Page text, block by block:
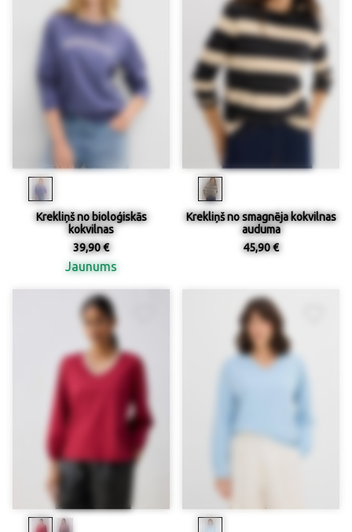
Krekliņš no bioloģiskās
kokvilnas
39,90 €
Jaunums
Krekliņš no smagnēja kokvilnas
auduma
45,90 €